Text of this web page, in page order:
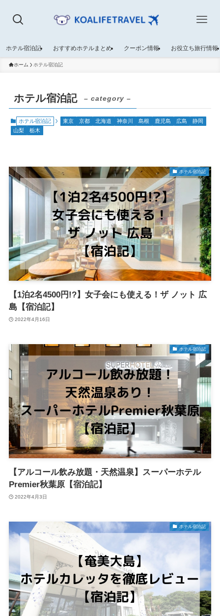
ホテル宿泊記 おすすめホテルまとめ クーポン情報 お役立ち旅行情報
ホーム ホテル宿泊記
ホテル宿泊記 – category –
ホテル宿泊記 東京 京都 北海道 神奈川 島根 鹿児島 広島
静岡
山梨
栃木
ホテル宿泊記
【1泊2名4500円!?】女子会にも使える！ザ ノット 広
島【宿泊記】
2022年4月16日
ホテル宿泊記
【アルコール飲み放題・天然温泉】スーパーホテル
Premier秋葉原【宿泊記】
2022年4月3日
ホテル宿泊記